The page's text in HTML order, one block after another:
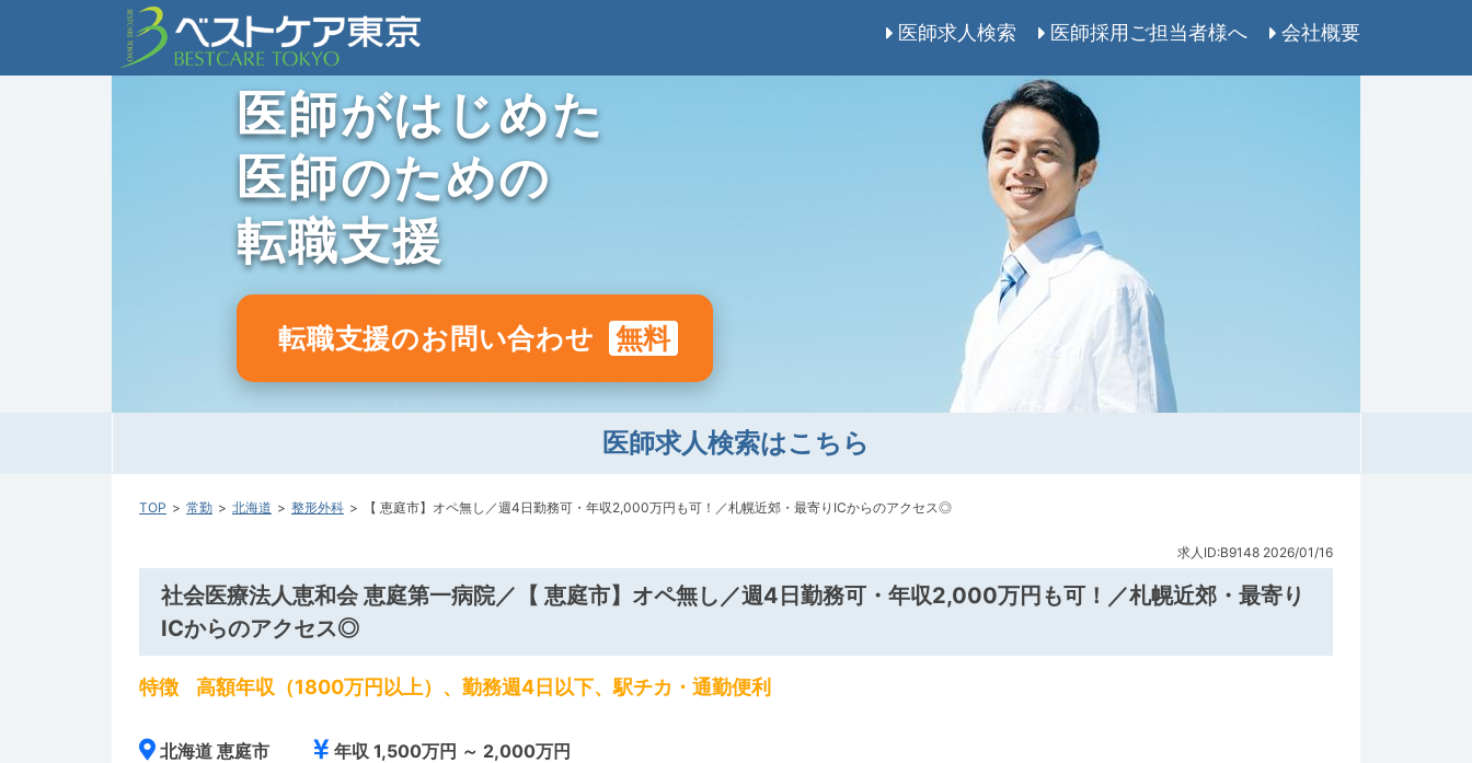
医師求人検索 医師採用ご担当者様へ 会社概要
医師がはじめた
医師のための
転職支援
転職支援のお問い合わせ 無料
医師求人検索はこちら
TOP 常勤 北海道 整形外科 【 恵庭市】オペ無し／週4日勤務可・年収2,000万円も可！／札幌近郊・最寄りICからのアクセス◎
求人ID:B9148 2026/01/16
社会医療法人恵和会 恵庭第一病院／【 恵庭市】オペ無し／週4日勤務可・年収2,000万円も可！／札幌近郊・最寄り
ICからのアクセス◎
特徴 高額年収（1800万円以上）、勤務週4日以下、駅チカ・通勤便利
北海道 恵庭市 年収 1,500万円 ～ 2,000万円